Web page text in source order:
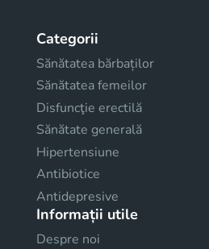
Categorii
Sănătatea bărbaților
Sănătatea femeilor
Disfuncţie erectilă
Sănătate generală
Hipertensiune
Antibiotice
Antidepresive
Informații utile
Despre noi